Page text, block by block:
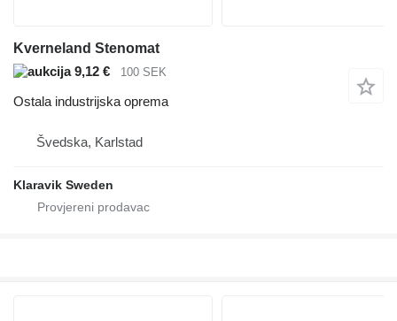
Kverneland Stenomat
9,12 €
100 SEK
Ostala industrijska oprema
Švedska, Karlstad
Klaravik Sweden